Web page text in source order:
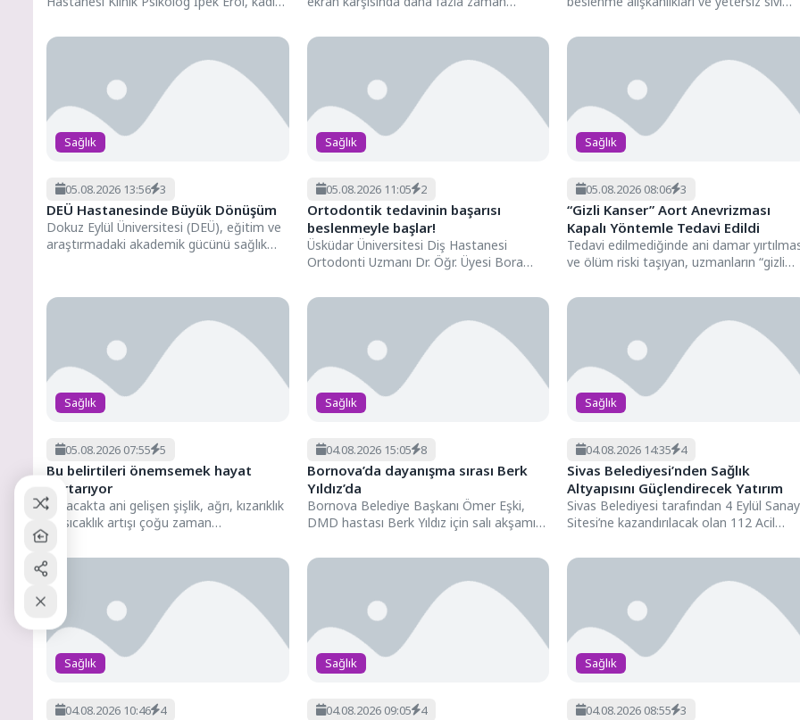
etkilediği, sağlıklı...
Over...
Sağlık
05.08.2026 13:56 3
DEÜ Hastanesinde Büyük Dönüşüm
Dokuz Eylül Üniversitesi (DEÜ), eğitim ve
araştırmadaki akademik gücünü sağlık
Sağlık
05.08.2026 11:05 2
Ortodontik tedavinin başarısı
beslenmeyle başlar!
Üsküdar Üniversitesi Diş Hastanesi
Ortodonti Uzmanı Dr. Öğr. Üyesi Bora
Sağlık
05.08.2026 08:06 3
“Gizli Kanser” Aort Anevrizması
Kapalı Yöntemle Tedavi Edildi
Tedavi edilmediğinde ani damar
ve ölüm riski taşıyan, uzmanların “gizli
Sağlık
05.08.2026 07:55 5
Bu belirtileri önemsemek hayat
kurtarıyor
Bacakta ani gelişen şişlik, ağrı, kızarıklık
ve sıcaklık artışı çoğu zaman
önemsenmiyor. Oysa bu...
Sağlık
04.08.2026 15:05 8
Bornova’da dayanışma sırası Berk
Yıldız’da
Bornova Belediye Başkanı Ömer Eşki,
DMD hastası Berk Yıldız için salı akşamı
Sağlık
04.08.2026 14:35 4
Sivas Belediyesi’nden Sağlık
Altyapısını Güçlendirecek Yatırım
Sivas Belediyesi tarafından 4 Eylül
Sitesi’ne kazandırılacak olan 112 Acil
Sağlık
04.08.2026 10:46 4
Sağlık
04.08.2026 09:05 4
Sağlık
04.08.2026 08:55 3